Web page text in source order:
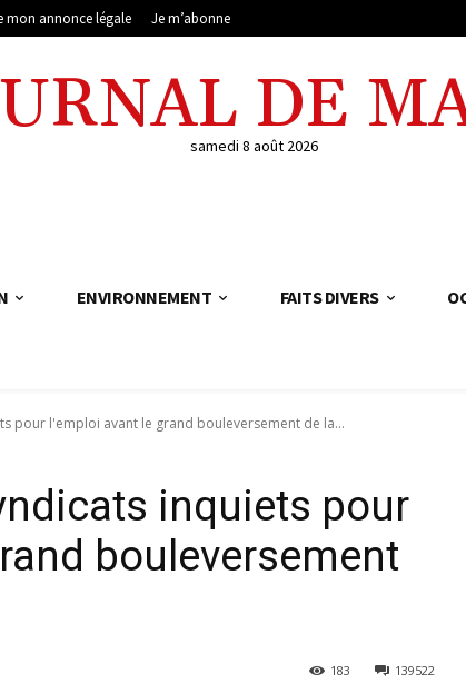
mon annonce légale Je m’abonne
DE
samedi 8 août 2026
ENVIRONNEMENT FAITS DIVERS
pour l'emploi avant le grand bouleversement de la...
inquiets pour
bouleversement
139522
183